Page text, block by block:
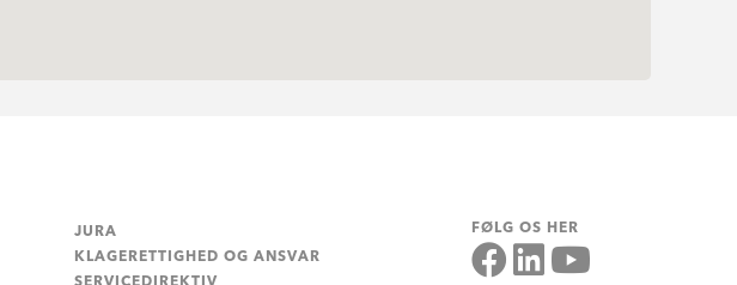
JURA
KLAGERETTIGHED OG ANSVAR
FØLG OS HER